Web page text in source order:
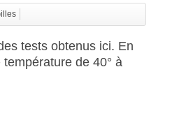
tests obtenus ici. En
de 40° à